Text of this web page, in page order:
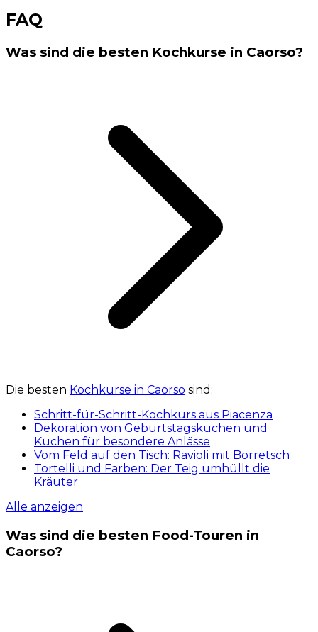
FAQ
Was sind die besten Kochkurse in Caorso?
Die besten Kochkurse in Caorso sind:
Schritt-für-Schritt-Kochkurs aus Piacenza
Dekoration von Geburtstagskuchen und
Kuchen für besondere Anlässe
Vom Feld auf den Tisch: Ravioli mit Borretsch
Tortelli und Farben: Der Teig umhüllt die
Kräuter
Alle anzeigen
Was sind die besten Food-Touren in
Caorso?